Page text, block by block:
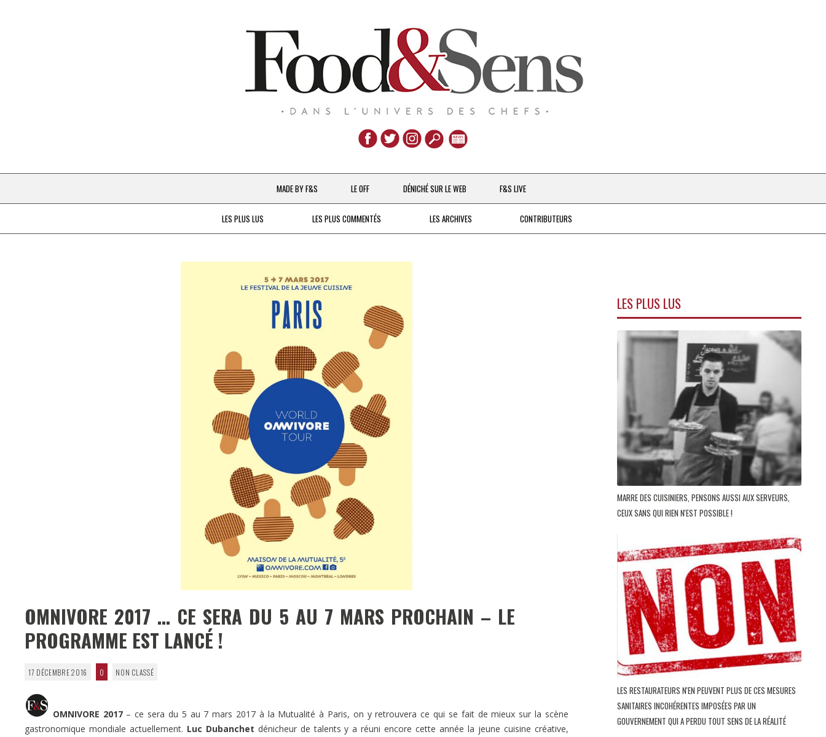
Aller
au
contenu
MADE BY F&S
CHEFS & ACTUALITÉS
DESTIN DE FEMME
V…DE VOYAGE
LE OFF DÉNICHÉ SUR LE WEB F&S LIVE
LES PLUS LUS LES PLUS COMMENTÉS LES ARCHIVES CONTRIBUTEURS
OMNIVORE 2017 … CE SERA DU 5 AU 7 MARS PROCHAIN – LE
PROGRAMME EST LANCÉ !
17 DÉCEMBRE 2016 0 NON CLASSÉ
OMNIVORE 2017– ce sera du 5 au 7 mars 2017 à la Mutualité à Paris, on y retrouvera ce qui se fait de mieux sur la scène
gastronomique mondiale actuellement. Luc Dubanchet dénicheur de talents y a réuni encore cette année la jeune cuisine créative,
LES PLUS LUS
MARRE DES CUISINIERS, PENSONS AUSSI AUX SERVEURS,
CEUX SANS QUI RIEN N'EST POSSIBLE !
LES RESTAURATEURS N'EN PEUVENT PLUS DE CES MESURES
SANITAIRES INCOHÉRENTES IMPOSÉES PAR UN
GOUVERNEMENT QUI A PERDU TOUT SENS DE LA RÉALITÉ